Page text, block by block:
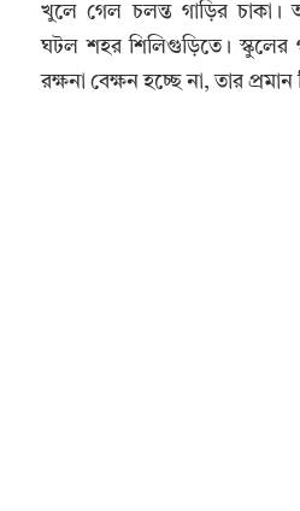
খুলে গেল চলন্ত গাড়ির
ঘটল শহর শিলিগুড়িতে। স্কুলের
রক্ষনা বেক্ষন হচ্ছে না, তার